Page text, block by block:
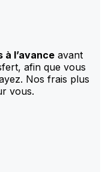
à l’avance avant
afin que vous
Nos frais plus
vous.